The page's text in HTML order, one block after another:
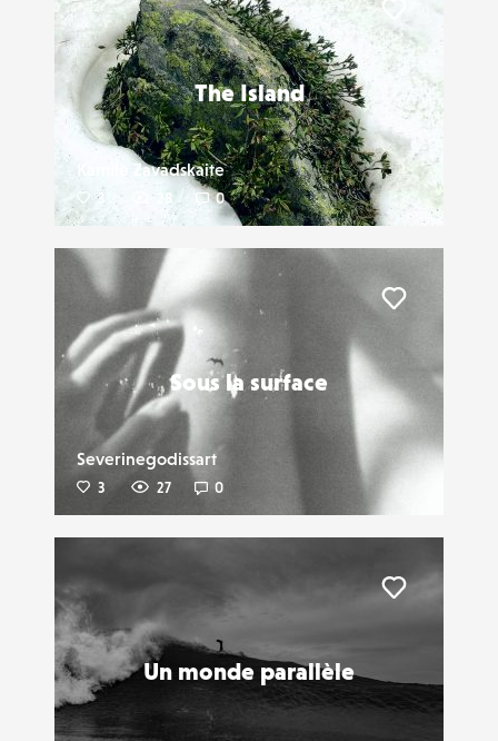
The Island
Kamile Zavadskaite
3 28 0
Sous la surface
Severinegodissart
3 27 0
Un monde parallèle